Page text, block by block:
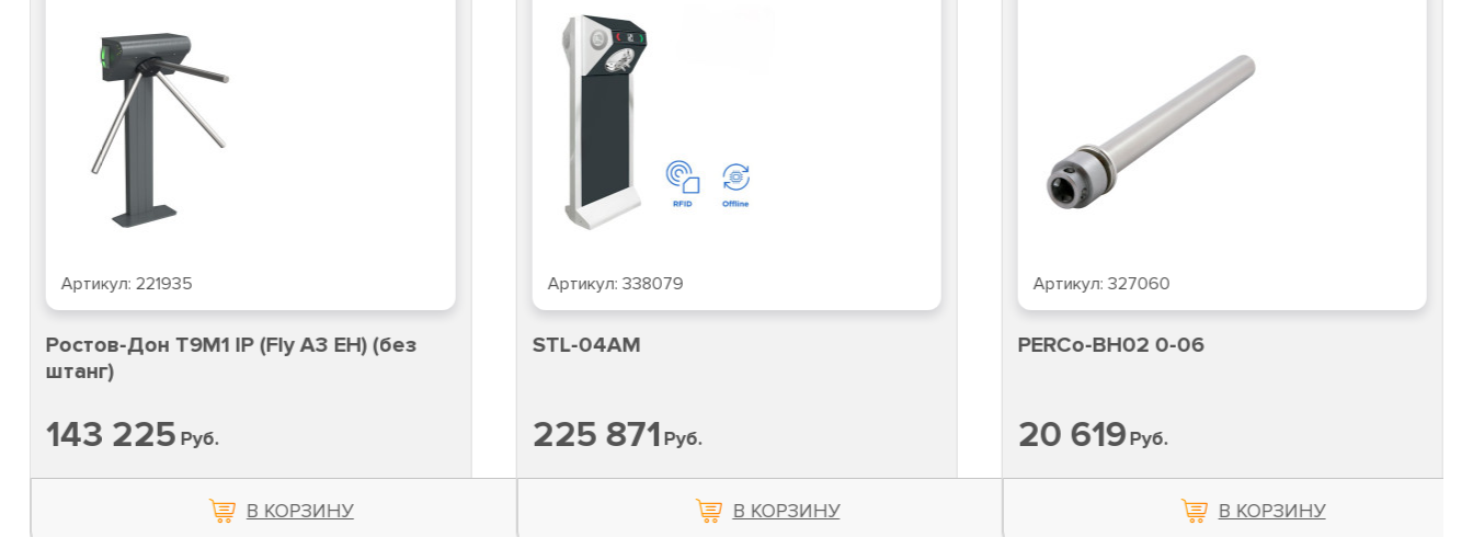
Артикул: 221935
Ростов-Дон Т9М1 IP (Fly A3 EH) (без
штанг)
143 225 Руб.
В КОРЗИНУ
Артикул:338079
STL-04AM
225 871Руб.
В КОРЗИНУ
Артикул:327060
PERCo-BH02 0-06
20 619Руб.
В КОРЗИНУ